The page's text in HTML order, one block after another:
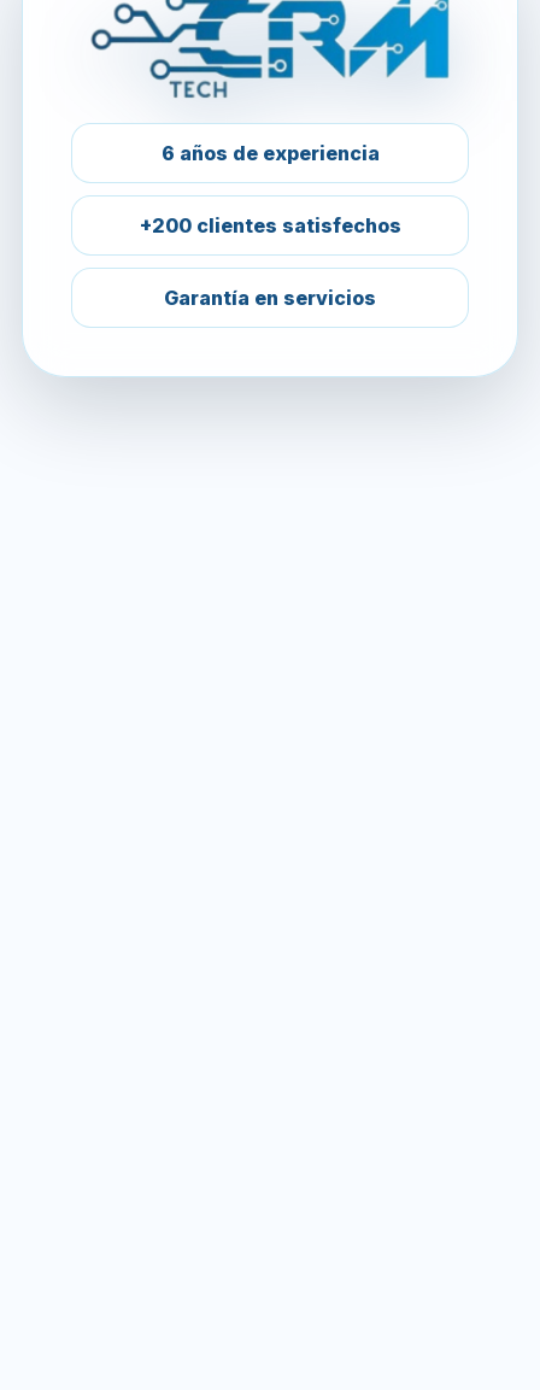
6 años de experiencia
+200 clientes satisfechos
Garantía en servicios